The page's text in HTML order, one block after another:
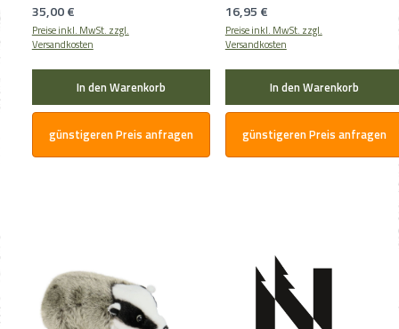
Regulärer Preis:
35,00 €
Preise inkl. MwSt. zzgl.
Versandkosten
In den Warenkorb
günstigeren Preis anfragen
Regulärer Preis:
16,95 €
Preise inkl. MwSt. zzgl.
Versandkosten
In den Warenkorb
günstigeren Preis anfragen